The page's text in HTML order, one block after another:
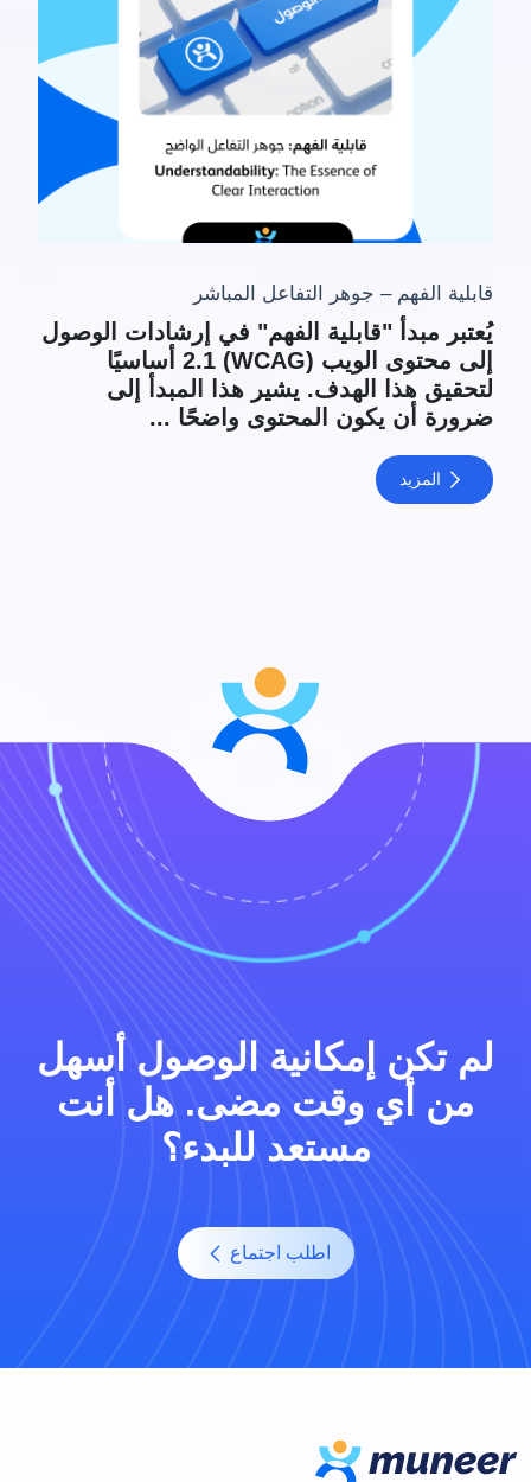
قابلية الفهم – جوهر التفاعل المباشر
يُعتبر مبدأ "قابلية الفهم" في إرشادات الوصول
إلى محتوى الويب (WCAG) 2.1 أساسيًا
لتحقيق هذا الهدف. يشير هذا المبدأ إلى
ضرورة أن يكون المحتوى واضحًا ...
المزيد
لم تكن إمكانية الوصول أسهل
من أي وقت مضى. هل أنت
مستعد للبدء؟
اطلب اجتماع